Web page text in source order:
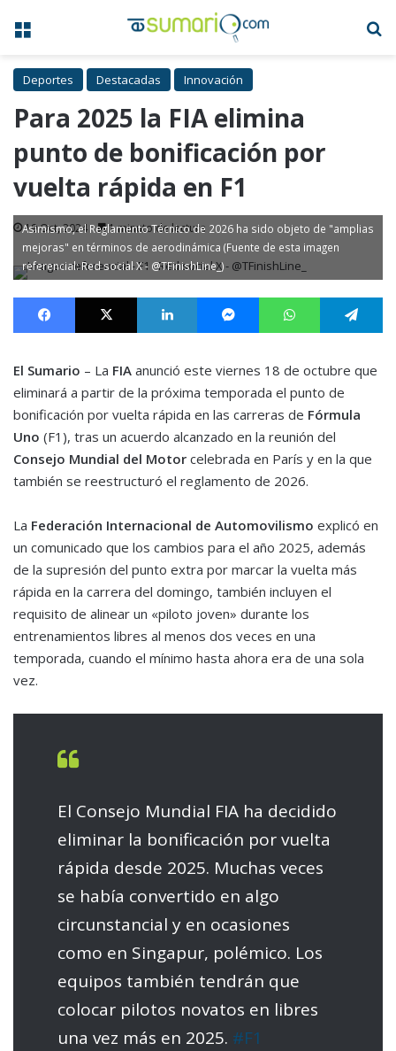
Menú
Deportes Destacadas Innovación
Para 2025 la FIA elimina
punto de bonificación por
vuelta rápida en F1
19 Oct, 2024 1 minuto de lectura
Asimismo, el Reglamento Técnico de 2026 ha sido objeto de "amplias
mejoras" en términos de aerodinámica (Fuente de esta imagen
referencial: Red social X - @TFinishLine_)
Facebook X LinkedIn MessengerWhatsApp
El Sumario – La FIA anunció este viernes 18 de octubre que
eliminará a partir de la próxima temporada el punto de
bonificación por vuelta rápida en las carreras de Fórmula
Uno (F1), tras un acuerdo alcanzado en la reunión del
Consejo Mundial del Motor celebrada en París y en la que
también se reestructuró el reglamento de 2026.
La Federación Internacional de Automovilismo explicó en
un comunicado que los cambios para el año 2025, además
de la supresión del punto extra por marcar la vuelta más
rápida en la carrera del domingo, también incluyen el
requisito de alinear un «piloto joven» durante los
entrenamientos libres al menos dos veces en una
temporada, cuando el mínimo hasta ahora era de una sola
vez.
El Consejo Mundial FIA ha decidido
eliminar la bonificación por vuelta
rápida desde 2025. Muchas veces
se había convertido en algo
circunstancial y en ocasiones
como en Singapur, polémico. Los
equipos también tendrán que
colocar pilotos novatos en libres
una vez más en 2025. #F1